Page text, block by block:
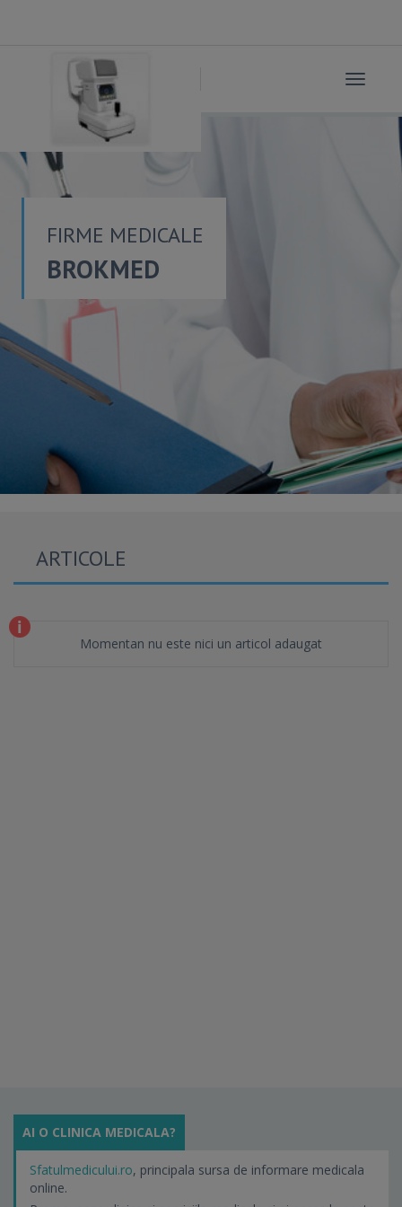
Toggle
FIRME MEDICALE
BROKMED
ARTICOLE
Momentan nu este nici un articol adaugat
AI O CLINICA MEDICALA?
Sfatulmedicului.ro, principala sursa de informare medicala
online.